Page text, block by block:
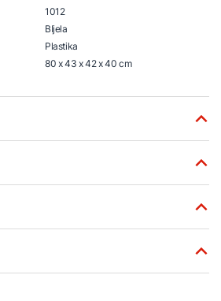
1012
BIjela
Plastika
80 x 43 x 42 x 40 cm